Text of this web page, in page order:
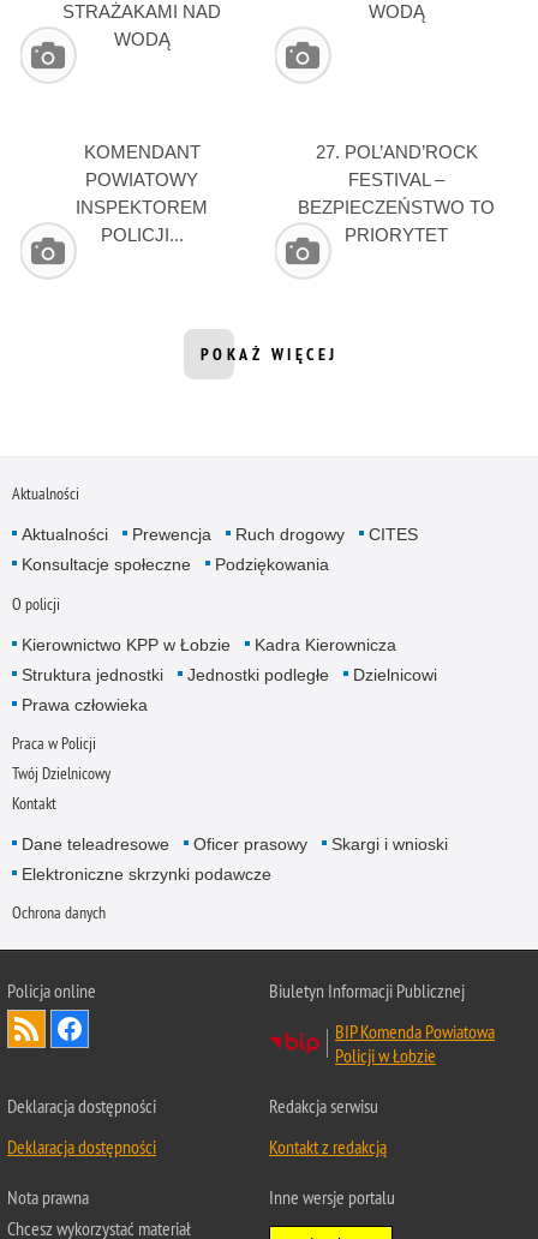
STRAŻAKAMI NAD
WODĄ
WODĄ
KOMENDANT
POWIATOWY
INSPEKTOREM
POLICJI...
27. POL’AND’ROCK
FESTIVAL –
BEZPIECZEŃSTWO TO
PRIORYTET
POKAŻ WIĘCEJ
INFORMACJI Z DZIAŁU GALERIA
Aktualności
Aktualności Prewencja Ruch drogowy
CITES
Konsultacje społeczne
Podziękowania
O policji
Kierownictwo KPP w Łobzie
Kadra Kierownicza
Struktura jednostki
Jednostki podległe
Dzielnicowi
Prawa człowieka
Praca w Policji
Twój Dzielnicowy
Kontakt
Dane teleadresowe Oficer prasowy
Skargi i wnioski
Elektroniczne skrzynki podawcze
Ochrona danych
Policja online
Biuletyn Informacji Publicznej
BIP Komenda Powiatowa
Policji w Łobzie
Deklaracja dostępności
Deklaracja dostępności
Redakcja serwisu
Kontakt z redakcją
Nota prawna
Chcesz wykorzystać materiał
Inne wersje portalu